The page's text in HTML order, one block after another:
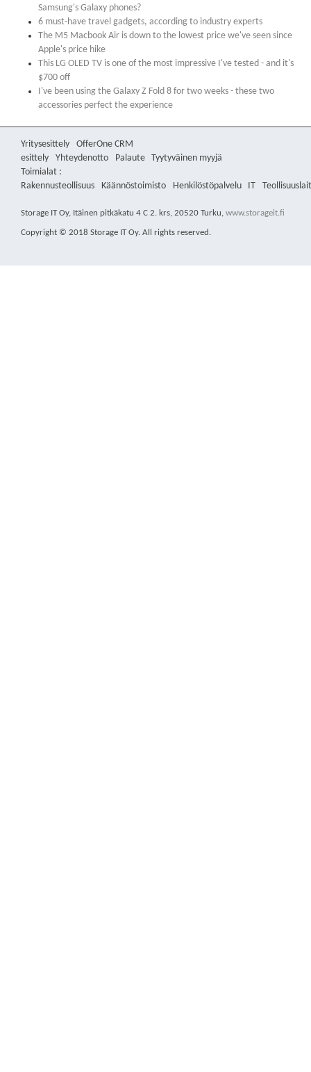
Samsung's Galaxy phones?
6 must-have travel gadgets, according to industry experts
The M5 Macbook Air is down to the lowest price we've seen since
Apple's price hike
This LG OLED TV is one of the most impressive I've tested - and it's
$700 off
I've been using the Galaxy Z Fold 8 for two weeks - these two
accessories perfect the experience
Yritysesittely
OfferOne CRM
esittely
Yhteydenotto Palaute
Tyytyväinen myyjä
Toimialat :
Rakennusteollisuus
Käännöstoimisto Henkilöstöpalvelu IT
Storage IT Oy, Itäinen pitkäkatu 4 C 2. krs, 20520 Turku, www.storageit.fi
Copyright © 2018 Storage IT Oy. All rights reserved.